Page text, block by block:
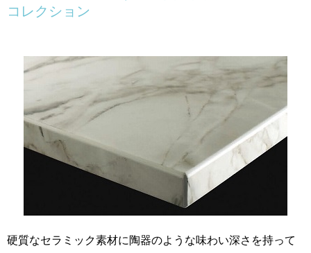
コレクション
硬質なセラミック素材に陶器のような味わい深さを持って